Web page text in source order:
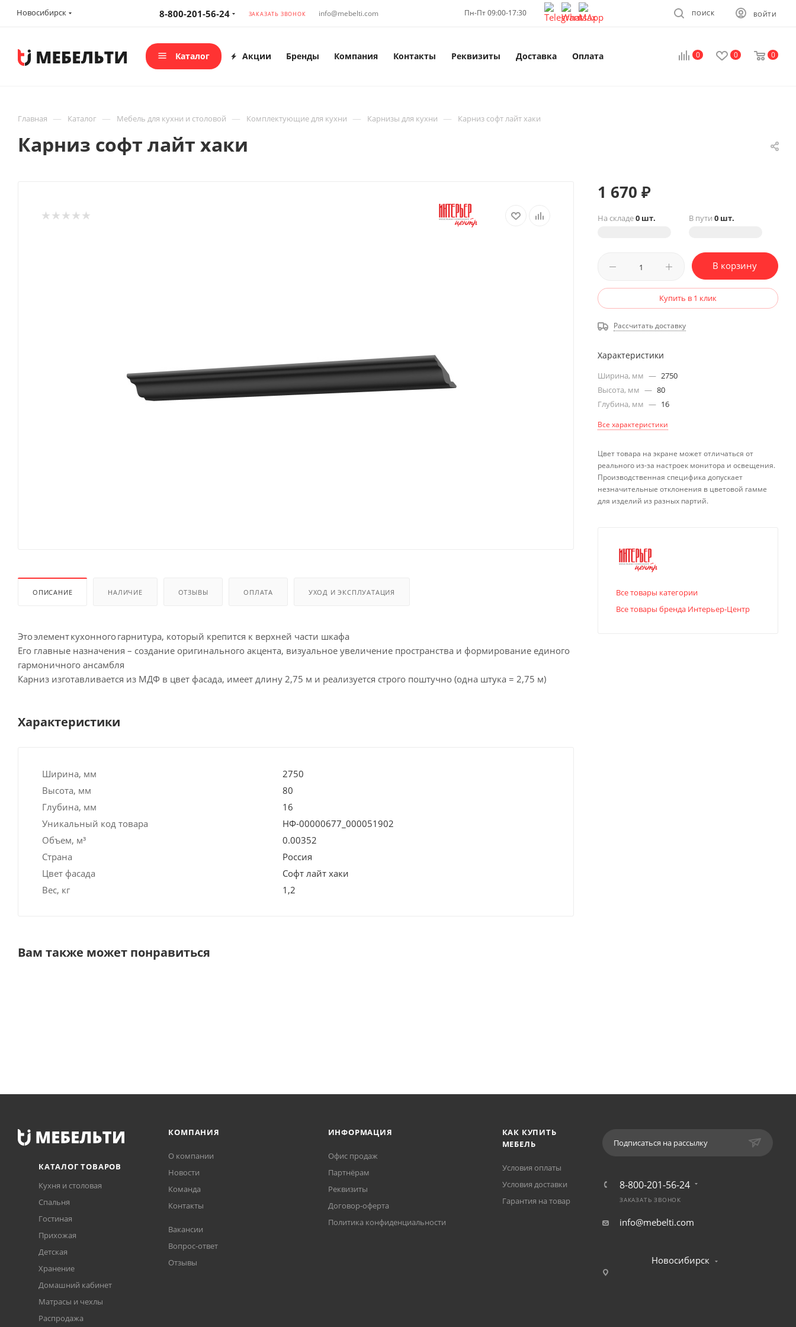
Новосибирск 8-800-201-56-24 ЗАКАЗАТЬ ЗВОНОК info@mebelti.com Пн-Пт 09:00-17:30 ВОЙТИ
ПОИСК
0 0 0
Каталог Акции Бренды Компания Контакты Реквизиты Доставка Оплата
Главная — Каталог — Мебель для кухни и столовой — Комплектующие для кухни — Карнизы для кухни — Карниз софт лайт хаки
Карниз софт лайт хаки
ОПИСАНИЕ НАЛИЧИЕ ОТЗЫВЫ ОПЛАТА УХОД И ЭКСПЛУАТАЦИЯ
Это элемент кухонного гарнитура, который крепится к верхней части шкафа
Его главные назначения – создание оригинального акцента, визуальное увеличение пространства и формирование единого
гармоничного ансамбля
Карниз изготавливается из МДФ в цвет фасада, имеет длину 2,75 м и реализуется строго поштучно (одна штука = 2,75 м)
Характеристики
Ширина, мм
2750
Высота, мм
80
Глубина, мм
16
Уникальный код товара
НФ-00000677_000051902
Объем, м³
0.00352
Страна
Россия
Цвет фасада
Софт лайт хаки
Вес, кг
1,2
Вам также может понравиться
1 670 ₽
На складе0 шт. В пути 0 шт.
В корзину
Купить в 1 клик
Рассчитать доставку
Характеристики
Ширина, мм — 2750
Высота, мм — 80
Глубина, мм — 16
Все характеристики
Цвет товара на экране может отличаться от
реального из-за настроек монитора и освещения.
Производственная специфика допускает
незначительные отклонения в цветовой гамме
для изделий из разных партий.
Все товары категории
Все товары бренда Интерьер-Центр
КАТАЛОГ ТОВАРОВ
Кухня и столовая
Спальня
Гостиная
Прихожая
Детская
Хранение
Домашний кабинет
Матрасы и чехлы
Распродажа
КОМПАНИЯ
О компании
Новости
Команда
Контакты
Вакансии
Вопрос-ответ
Отзывы
ИНФОРМАЦИЯ
Офис продаж
Партнёрам
Реквизиты
Договор-оферта
Политика конфиденциальности
КАК КУПИТЬ
МЕБЕЛЬ
Условия оплаты
Условия доставки
Гарантия на товар
Подписаться на рассылку
8-800-201-56-24
ЗАКАЗАТЬ ЗВОНОК
info@mebelti.com
Новосибирск